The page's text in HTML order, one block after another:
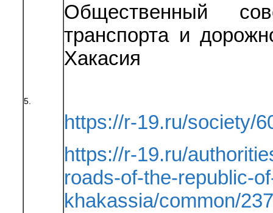
5.
Общественный
транспорта и
Хакасия
https://r-19.ru/society/
https://r-19.ru/
roads-of-the-republic-
khakassia/common/